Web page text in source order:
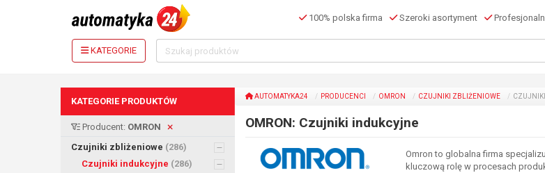
100% polska firma Szeroki asortyment
KATEGORIE
KATEGORIE PRODUKTÓW
Producent: OMRON
Czujniki zbliżeniowe (286)
Czujniki indukcyjne (286)
AUTOMATYKA24 PRODUCENCI OMRON CZUJNIKI ZBLIŻENIOWE
OMRON: Czujniki indukcyjne
Omron to globalna firma
kluczową rolę w procesach